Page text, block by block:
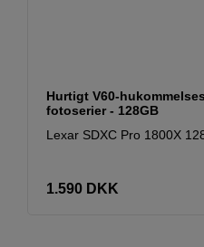
Hurtigt V60-
fotoserier - 128GB
Lexar SDXC Pro 1800X
1.590 DKK